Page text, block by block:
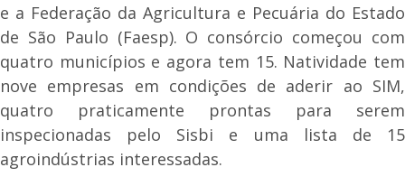
e a Federação da Agricultura e Pecuária do Estado
de São Paulo (Faesp). O consórcio começou com
quatro municípios e agora tem 15. Natividade tem
nove empresas em condições de aderir ao SIM,
quatro praticamente prontas para serem
inspecionadas pelo Sisbi e uma lista de 15
agroindústrias interessadas.